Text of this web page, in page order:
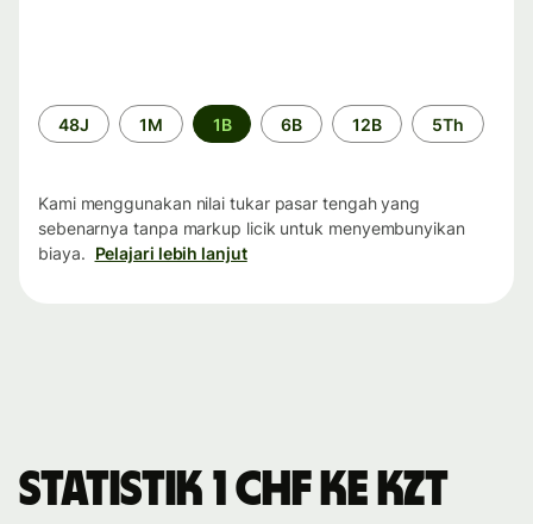
Periode
waktu
48J 1M 1B 6B 12B 5Th
Kami menggunakan nilai tukar pasar tengah yang
sebenarnya tanpa markup licik untuk menyembunyikan
biaya. Pelajari lebih lanjut
Statistik 1 CHF ke KZT